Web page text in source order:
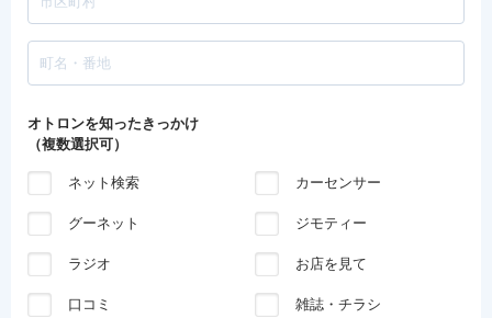
オトロンを知ったきっかけ
（複数選択可）
ネット検索 カーセンサー
グーネット ジモティー
ラジオ お店を見て
口コミ 雑誌・チラシ